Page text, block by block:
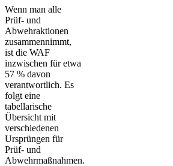
Wenn man alle
Prüf- und
Abwehraktionen
zusammennimmt,
ist die WAF
inzwischen für etwa
57 % davon
verantwortlich. Es
folgt eine
tabellarische
Übersicht mit
verschiedenen
Ursprüngen für
Prüf- und
Abwehrmaßnahmen.